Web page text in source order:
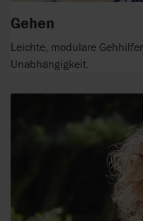
Gehen
Leichte, modulare
Unabhängigkeit.